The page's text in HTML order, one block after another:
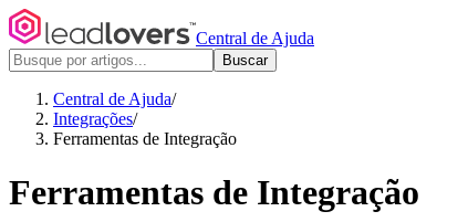
Central de Ajuda
Buscar
Central de Ajuda/
Integrações/
Ferramentas de Integração
Ferramentas de Integração